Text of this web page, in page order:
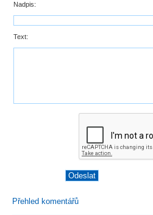
Nadpis:
Text:
Přehled komentářů